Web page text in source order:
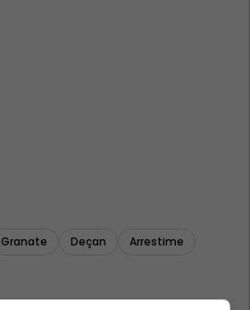
Granate Deçan Arrestime